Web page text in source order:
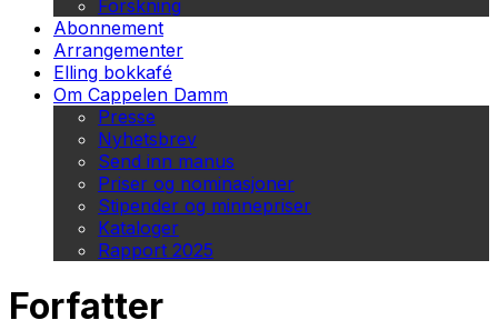
Forskning
Abonnement
Arrangementer
Elling bokkafé
Om Cappelen Damm
Presse
Nyhetsbrev
Send inn manus
Priser og nominasjoner
Stipender og minnepriser
Kataloger
Rapport 2025
Forfatter